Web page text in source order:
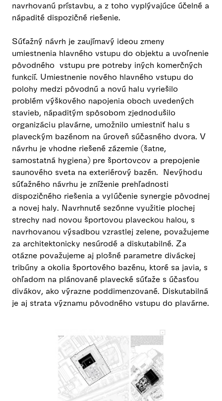
navrhovanú prístavbu, a z toho vyplývajúce účelné a
nápadité dispozičné riešenie.
Súťažný návrh je zaujímavý ideou zmeny
umiestnenia hlavného vstupu do objektu a uvoľnenie
pôvodného vstupu pre potreby iných komerčných
funkcií. Umiestnenie nového hlavného vstupu do
polohy medzi pôvodnú a novú halu vyriešilo
problém výškového napojenia oboch uvedených
stavieb, nápaditým spôsobom zjednodušilo
organizáciu plavárne, umožnilo umiestniť halu s
plaveckým bazénom na úroveň súčasného dvora. V
návrhu je vhodne riešené zázemie (šatne,
samostatná hygiena) pre športovcov a prepojenie
saunového sveta na exteriérový bazén. Nevýhodu
súťažného návrhu je zníženie prehľadnosti
dispozičného riešenia a vylúčenie synergie pôvodnej
a novej haly. Navrhnuté sezónne využitie plochej
strechy nad novou športovou plaveckou halou, s
navrhovanou výsadbou vzrastlej zelene, považujeme
za architektonicky nesúrodé a diskutabilné. Za
otázne považujeme aj plošné parametre diváckej
tribúny a okolia športového bazénu, ktoré sa javia, s
ohľadom na plánované plavecké súťaže s účasťou
divákov, ako výrazne poddimenzované. Diskutabilná
je aj strata významu pôvodného vstupu do plavárne.